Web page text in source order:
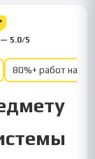
5.0/5
80%+ работ на